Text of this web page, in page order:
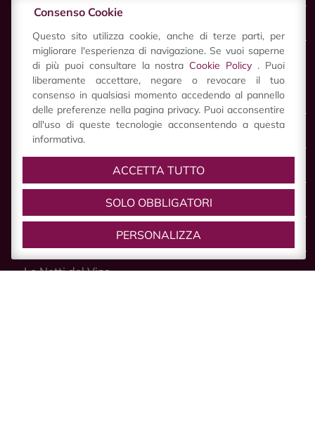
VIVI
Vivi Castelvetro
Notizie
Sagra dell’Uva e del Lambrusco Grasparossa
Dama Vivente e Festa a Castello
Le Notti del Vino
Consenso Cookie
Questo sito utilizza cookie, anche di terze parti, per
migliorare l'esperienza di navigazione. Se vuoi saperne
di più puoi consultare la nostra Cookie Policy . Puoi
liberamente accettare, negare o revocare il tuo
consenso in qualsiasi momento accedendo al pannello
delle preferenze nella pagina privacy. Puoi acconsentire
all'uso di queste tecnologie acconsentendo a questa
informativa.
ACCETTA TUTTO
SOLO OBBLIGATORI
PERSONALIZZA